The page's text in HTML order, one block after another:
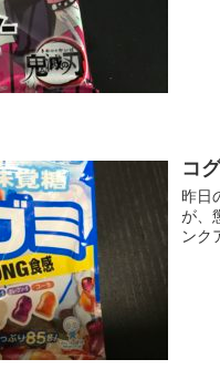
コ
昨日
が、
ンク